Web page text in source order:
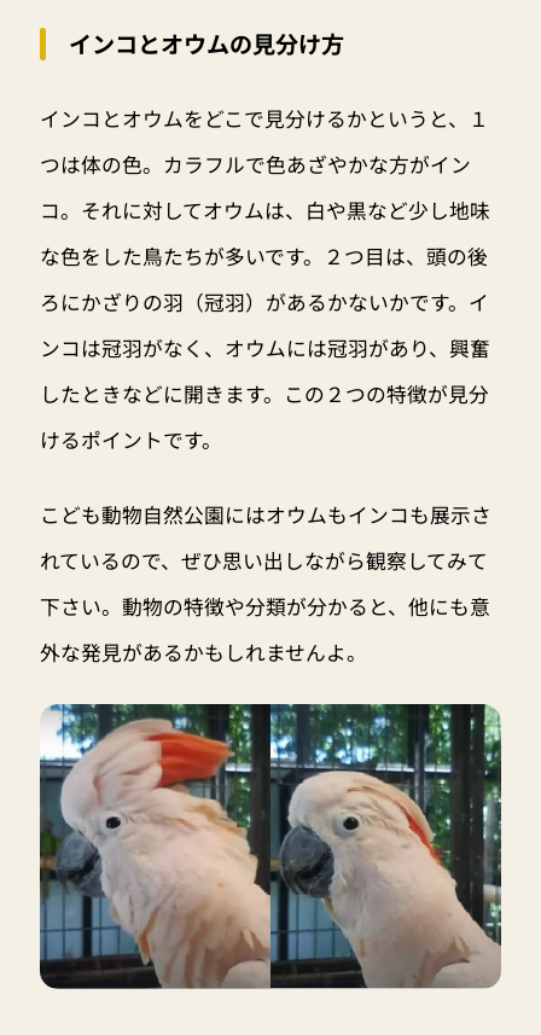
インコとオウムの見分け方
インコとオウムをどこで見分けるかというと、１
つは体の色。カラフルで色あざやかな方がイン
コ。それに対してオウムは、白や黒など少し地味
な色をした鳥たちが多いです。２つ目は、頭の後
ろにかざりの羽（冠羽）があるかないかです。イ
ンコは冠羽がなく、オウムには冠羽があり、興奮
したときなどに開きます。この２つの特徴が見分
けるポイントです。
こども動物自然公園にはオウムもインコも展示さ
れているので、ぜひ思い出しながら観察してみて
下さい。動物の特徴や分類が分かると、他にも意
外な発見があるかもしれませんよ。